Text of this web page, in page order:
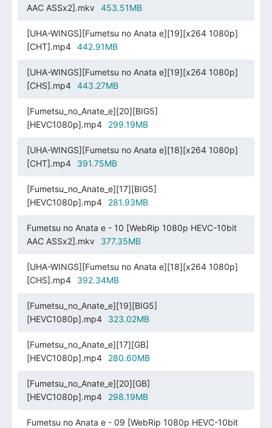
AAC ASSx2].mkv
453.51MB
[UHA-WINGS][Fumetsu no Anata e][19][x264 1080p]
[CHT].mp4
442.91MB
[UHA-WINGS][Fumetsu no Anata e][19][x264 1080p]
[CHS].mp4
443.27MB
[Fumetsu_no_Anate_e][20][BIG5]
[HEVC1080p].mp4
299.19MB
[UHA-WINGS][Fumetsu no Anata e][18][x264 1080p]
[CHT].mp4
391.75MB
[Fumetsu_no_Anate_e][17][BIG5]
[HEVC1080p].mp4
281.93MB
Fumetsu no Anata e - 10 [WebRip 1080p HEVC-10bit
AAC ASSx2].mkv
377.35MB
[UHA-WINGS][Fumetsu no Anata e][18][x264 1080p]
[CHS].mp4
392.34MB
[Fumetsu_no_Anate_e][19][BIG5]
[HEVC1080p].mp4
323.02MB
[Fumetsu_no_Anate_e][17][GB]
[HEVC1080p].mp4
280.60MB
[Fumetsu_no_Anate_e][20][GB]
[HEVC1080p].mp4
298.19MB
Fumetsu no Anata e - 09 [WebRip 1080p HEVC-10bit